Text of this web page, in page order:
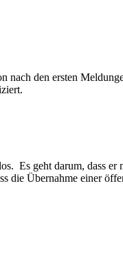
den ersten
Es geht darum, dass
die Übernahme einer